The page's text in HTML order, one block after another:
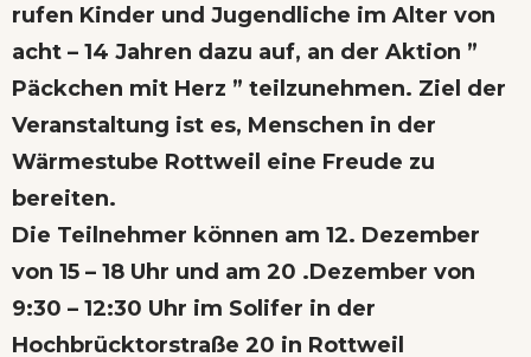
rufen Kinder und Jugendliche im Alter von
acht – 14 Jahren dazu auf, an der Aktion ”
Päckchen mit Herz ” teilzunehmen. Ziel der
Veranstaltung ist es, Menschen in der
Wärmestube Rottweil eine Freude zu
bereiten.
Die Teilnehmer können am 12. Dezember
von 15 – 18 Uhr und am 20 .Dezember von
9:30 – 12:30 Uhr im Solifer in der
Hochbrücktorstraße 20 in Rottweil